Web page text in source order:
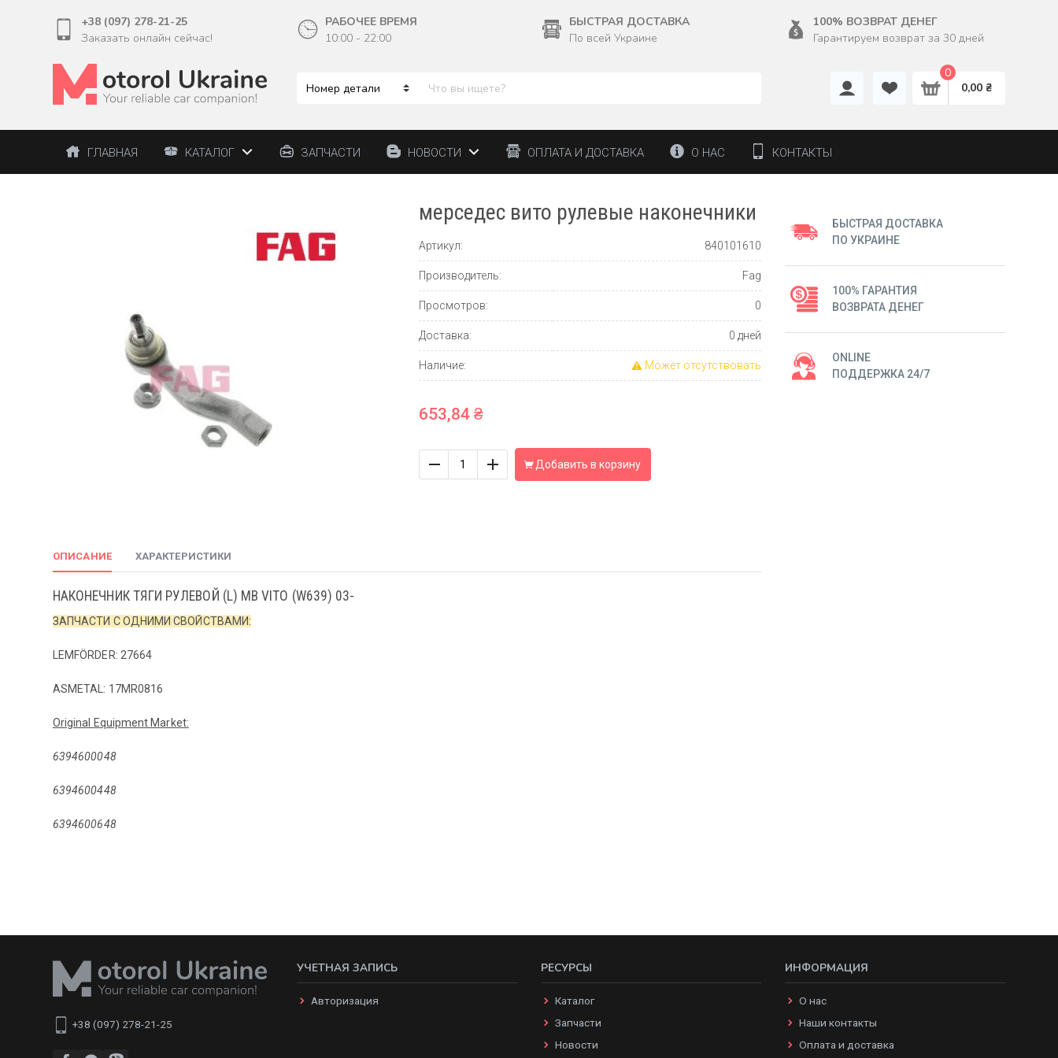
+38 (097) 278-21-25
Заказать онлайн сейчас!
РАБОЧЕЕ ВРЕМЯ
10:00 - 22:00
БЫСТРАЯ ДОСТАВКА
По всей Украине
100% ВОЗВРАТ ДЕНЕГ
Гарантируем возврат за 30 дней
0,00 ₴
0
ГЛАВНАЯ КАТАЛОГ ЗАПЧАСТИ НОВОСТИ ОПЛАТА И ДОСТАВКА О НАС КОНТАКТЫ
мерседес вито рулевые наконечники
Артикул: 840101610
Производитель: Fag
Просмотров: 0
Доставка: 0 дней
Наличие: Может отсутствовать
653,84 ₴
Добавить в корзину
ОПИСАНИЕ ХАРАКТЕРИСТИКИ
НАКОНЕЧНИК ТЯГИ РУЛЕВОЙ (L) MB VITO (W639) 03-
ЗАПЧАСТИ С ОДНИМИ СВОЙСТВАМИ:
LEMFÖRDER: 27664
ASMETAL: 17MR0816
Original Equipment Market:
6394600048
6394600448
6394600648
БЫСТРАЯ ДОСТАВКА
ПО УКРАИНЕ
100% ГАРАНТИЯ
ВОЗВРАТА ДЕНЕГ
ONLINE
ПОДДЕРЖКА 24/7
+38 (097) 278-21-25
УЧЕТНАЯ ЗАПИСЬ
Авторизация
РЕСУРСЫ
Каталог
Запчасти
Новости
ИНФОРМАЦИЯ
О нас
Наши контакты
Оплата и доставка